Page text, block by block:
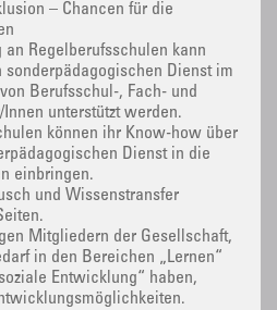
– Chancen für die
an Regelberufsschulen kann
sonderpädagogischen Dienst im
Berufsschul-, Fach- und
unterstützt werden.
können ihr Know-how über
Dienst in die
einbringen.
und Wissenstransfer
Mitgliedern der Gesellschaft,
in den Bereichen „Lernen“
Entwicklung“ haben,